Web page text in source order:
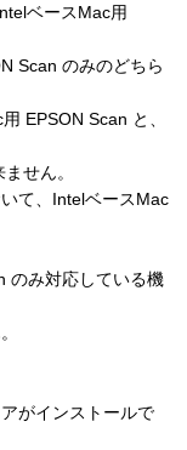
ベースMac用
のみのどちら
Scan と、
せん。
、IntelベースMac
み対応している機
がインストールで